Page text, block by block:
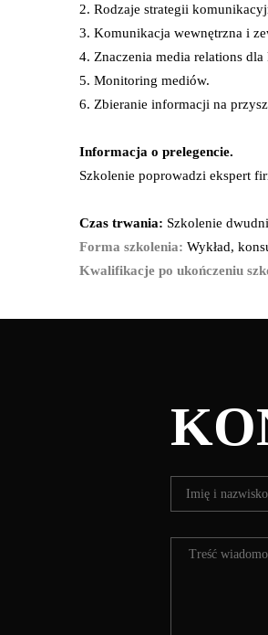
2. Rodzaje strategii
3. Komunikacja wewnętrzna i
4. Znaczenia media relations
5. Monitoring mediów.
6. Zbieranie informacji na
Informacja o prelegencie.
Szkolenie poprowadzi ekspert
Czas trwania: Szkolenie
Forma szkolenia: Wykład,
Kwalifikacje po ukończeniu